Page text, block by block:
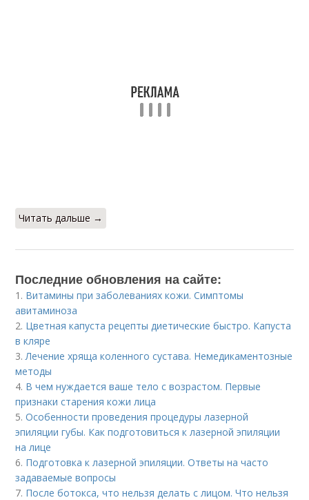
Читать дальше →
Последние обновления на сайте:
1. Витамины при заболеваниях кожи. Симптомы
авитаминоза
2. Цветная капуста рецепты диетические быстро. Капуста
в кляре
3. Лечение хряща коленного сустава. Немедикаментозные
методы
4. В чем нуждается ваше тело с возрастом. Первые
признаки старения кожи лица
5.Особенности проведения процедуры лазерной
эпиляции губы. Как подготовиться к лазерной эпиляции
на лице
6. Подготовка к лазерной эпиляции. Ответы на часто
задаваемые вопросы
7. После ботокса, что нельзя делать с лицом. Что нельзя